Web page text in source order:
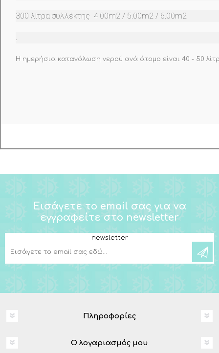
300 λίτρα συλλέκτης 4.00m2 / 5.00m2 / 6.00m2
.
Η ημερήσια κατανάλωση νερού ανά άτομο είναι 40 - 50
Εισάγετε το email σας για να
εγγραφείτε στο newsletter
newsletter
Πληροφορίες
Ο λογαριασμός μου